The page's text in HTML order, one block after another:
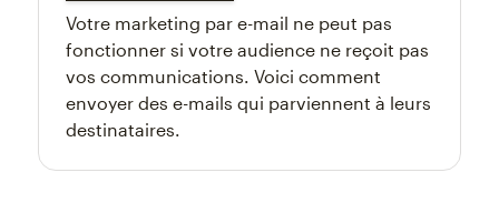
Votre marketing par e-mail ne peut pas
fonctionner si votre audience ne reçoit pas
vos communications. Voici comment
envoyer des e-mails qui parviennent à leurs
destinataires.